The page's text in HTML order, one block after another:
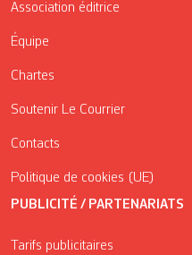
Association éditrice
Équipe
Chartes
Soutenir Le Courrier
Contacts
Politique de cookies (UE)
PUBLICITÉ / PARTENARIATS
Tarifs publicitaires